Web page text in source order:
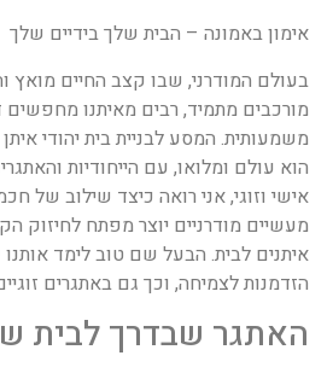
אימון באמונה – הבית שלך בידיים שלך
בעולם המודרני, שבו קצב החיים מואץ
מורכבים מתמיד, רבים מאיתנו מחפשים
משמעותית. המסע לבניית בית יהודי
הוא עולם ומלואו, עם הייחודיות
אישי וזוגי, אני רואה כיצד שילוב של
מעשיים מודרניים יוצר מפתח לחיזוק
איתנים לבית. הבעל שם טוב לימד
הזדמנות לצמיחה, וכך גם באתגרים
האתגר שבדרך לבית